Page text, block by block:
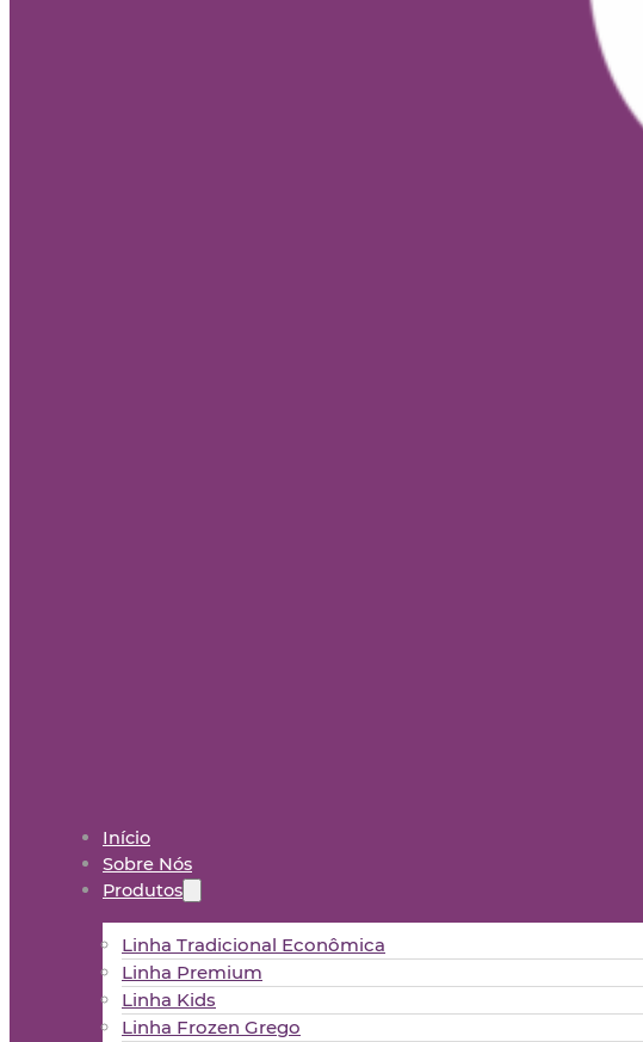
Início
Sobre Nós
Produtos
Linha Tradicional Econômica
Linha Premium
Linha Kids
Linha Frozen Grego